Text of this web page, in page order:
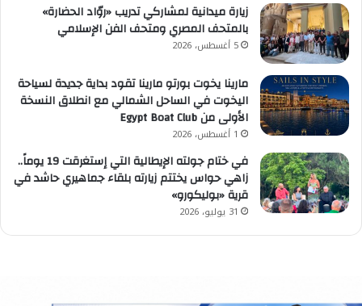
زيارة ميدانية لمشاركي تدريب «روّاد الحضارة»
بالمتحف المصري ومتحف الفن الإسلامي
5 أغسطس، 2026
مارينا يخوت بورتو مارينا تقود بداية جديدة لسياحة
اليخوت في الساحل الشمالي مع انطلاق النسخة
الأولى من Egypt Boat Club
1 أغسطس، 2026
في ختام جولته الإيطالية التي إستغرقت 19 يوماً..
زاهي حواس يختتم زيارته بلقاء جماهيري حاشد في
قرية «بوليكورو»
31 يوليو، 2026